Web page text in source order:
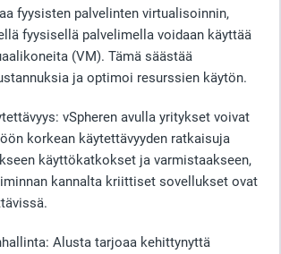
fyysisten palvelinten virtualisoinnin,
fyysisellä palvelimella voidaan käyttää
(VM). Tämä säästää
ja optimoi resurssien käytön.
: vSpheren avulla yritykset voivat
korkean käytettävyyden ratkaisuja
käyttökatkokset ja varmistaakseen,
kannalta kriittiset sovellukset ovat
: Alusta tarjoaa kehittynyttä